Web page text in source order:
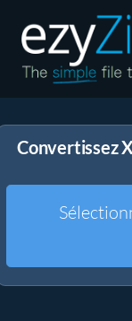
Décompresser
Convertissez